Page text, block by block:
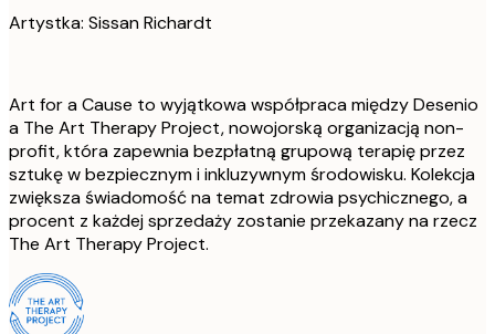
Artystka: Sissan Richardt
Art for a Cause to wyjątkowa współpraca między Desenio
a The Art Therapy Project, nowojorską organizacją non-
profit, która zapewnia bezpłatną grupową terapię przez
sztukę w bezpiecznym i inkluzywnym środowisku. Kolekcja
zwiększa świadomość na temat zdrowia psychicznego, a
procent z każdej sprzedaży zostanie przekazany na rzecz
The Art Therapy Project.